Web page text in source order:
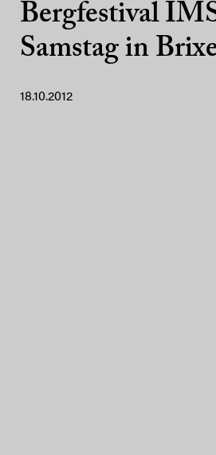
Bergfestival
Samstag in
18.10.2012